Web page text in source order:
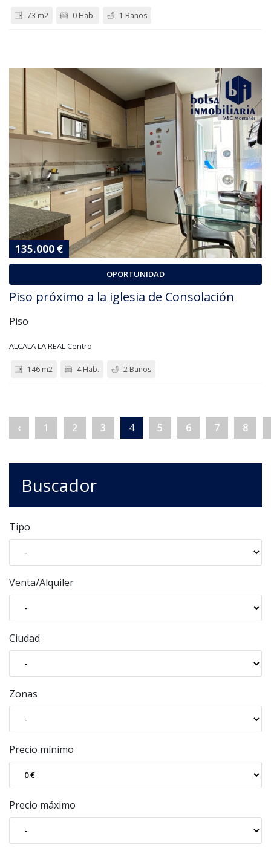
73 m2 0 Hab. 1 Baños
135.000 €
OPORTUNIDAD
Piso próximo a la iglesia de Consolación
Piso
ALCALA LA REAL Centro
146 m2 4 Hab. 2 Baños
‹ 1 2 3 4 5 6 7 8
Buscador
Tipo
Venta/Alquiler
Ciudad
Zonas
Precio mínimo
Precio máximo